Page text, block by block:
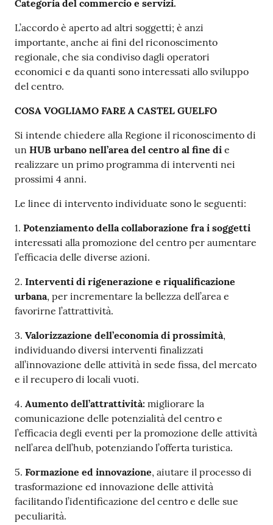
Categoria del commercio e servizi.
L’accordo è aperto ad altri soggetti; è anzi
importante, anche ai fini del riconoscimento
regionale, che sia condiviso dagli operatori
economici e da quanti sono interessati allo sviluppo
del centro.
COSA VOGLIAMO FARE A CASTEL GUELFO
Si intende chiedere alla Regione il riconoscimento di
un HUB urbano nell’area del centro al fine di e
realizzare un primo programma di interventi nei
prossimi 4 anni.
Le linee di intervento individuate sono le seguenti:
1. Potenziamento della collaborazione fra i soggetti
interessati alla promozione del centro per aumentare
l’efficacia delle diverse azioni.
2. Interventi di rigenerazione e riqualificazione
urbana, per incrementare la bellezza dell’area e
favorirne l’attrattività.
3. Valorizzazione dell’economia di prossimità,
individuando diversi interventi finalizzati
all’innovazione delle attività in sede fissa, del mercato
e il recupero di locali vuoti.
4. Aumento dell’attrattività: migliorare la
comunicazione delle potenzialità del centro e
l’efficacia degli eventi per la promozione delle attività
nell’area dell’hub, potenziando l’offerta turistica.
5. Formazione ed innovazione, aiutare il processo di
trasformazione ed innovazione delle attività
facilitando l’identificazione del centro e delle sue
peculiarità.